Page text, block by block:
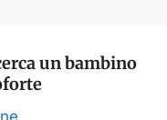
un bambino